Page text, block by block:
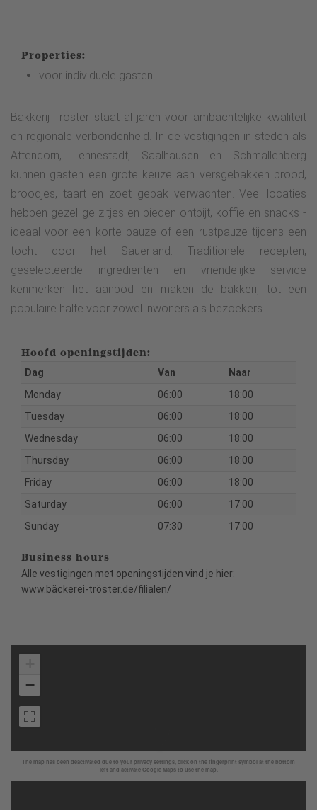
Properties:
voor individuele gasten
Bakkerij Tröster staat al jaren voor ambachtelijke kwaliteit
en regionale verbondenheid. In de vestigingen in steden als
Attendorn, Lennestadt, Saalhausen en Schmallenberg
kunnen gasten een grote keuze aan versgebakken brood,
broodjes, taart en zoet gebak verwachten. Veel locaties
hebben gezellige zitjes en bieden ontbijt, koffie en snacks -
ideaal voor een korte pauze of een rustpauze tijdens een
tocht door het Sauerland. Traditionele recepten,
geselecteerde ingrediënten en vriendelijke service
kenmerken het aanbod en maken de bakkerij tot een
populaire halte voor zowel inwoners als bezoekers.
Hoofd openingstijden:
Dag Van
Naar
Monday
06:00
18:00
Tuesday
06:00
18:00
Wednesday
06:00
18:00
Thursday
06:00
18:00
Friday
06:00
18:00
Saturday
06:00
17:00
Sunday
07:30 17:00
Business hours
Alle vestigingen met openingstijden vind je hier:
www.bäckerei-tröster.de/filialen/
The map has been deactivated due to your privacy settings, click on the fingerprint symbol at the bottom
left and activate Google Maps to use the map.
−